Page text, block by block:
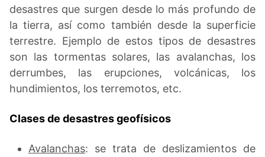
desastres que surgen desde lo más profundo de
la tierra, así como también desde la superficie
terrestre. Ejemplo de estos tipos de desastres
son las tormentas solares, las avalanchas, los
derrumbes, las erupciones, volcánicas, los
hundimientos, los terremotos, etc.
Clases de desastres geofísicos
Avalanchas: se trata de deslizamientos de